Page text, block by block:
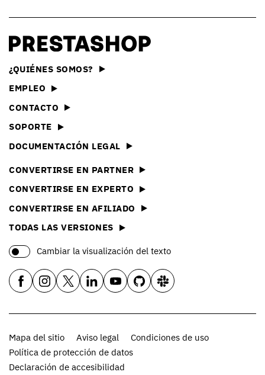
¿QUIÉNES SOMOS?
EMPLEO
CONTACTO
SOPORTE
DOCUMENTACIÓN LEGAL
CONVERTIRSE EN PARTNER
CONVERTIRSE EN EXPERTO
CONVERTIRSE EN AFILIADO
TODAS LAS VERSIONES
Cambiar la visualización del texto
Mapa del sitio Aviso legal
Condiciones de uso
Política de protección de datos
Declaración de accesibilidad